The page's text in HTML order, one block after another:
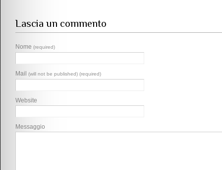
Lascia un commento
Nome (required)
Mail (will not be published) (required)
Website
Messaggio